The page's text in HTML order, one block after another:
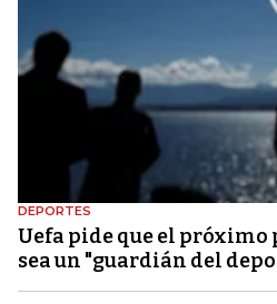
DEPORTES
Uefa pide que el próximo
sea un "guardián del